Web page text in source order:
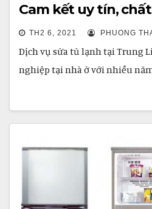
Cam kết uy tín, chất
TH2 6, 2021 PHUONG
Dịch vụ sửa tủ lạnh tại Trung
nghiệp tại nhà ở với nhiều